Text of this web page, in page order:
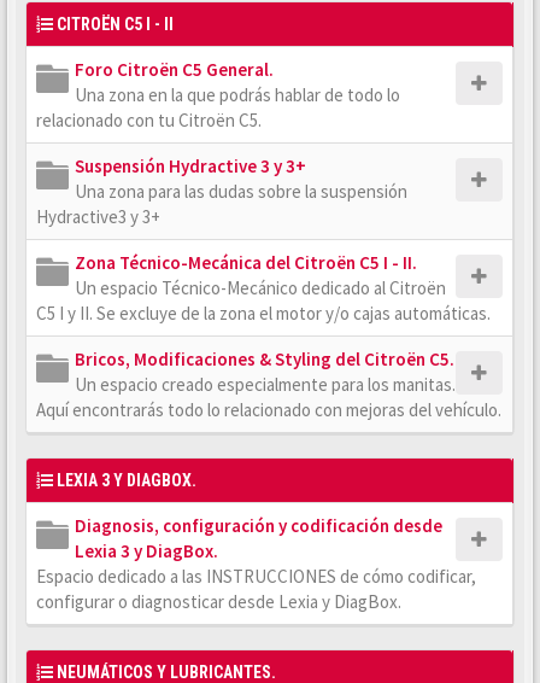
CITROËN C5 I - II
Foro Citroën C5 General.
Una zona en la que podrás hablar de todo lo
relacionado con tu Citroën C5.
Suspensión Hydractive 3 y 3+
Una zona para las dudas sobre la suspensión
Hydractive3 y 3+
Zona Técnico-Mecánica del Citroën C5 I - II.
Un espacio Técnico-Mecánico dedicado al Citroën
C5 I y II. Se excluye de la zona el motor y/o cajas automáticas.
Bricos, Modificaciones & Styling del Citroën C5.
Un espacio creado especialmente para los manitas.
Aquí encontrarás todo lo relacionado con mejoras del vehículo.
LEXIA 3 Y DIAGBOX.
Diagnosis, configuración y codificación desde
Lexia 3 y DiagBox.
Espacio dedicado a las INSTRUCCIONES de cómo codificar,
configurar o diagnosticar desde Lexia y DiagBox.
NEUMÁTICOS Y LUBRICANTES.